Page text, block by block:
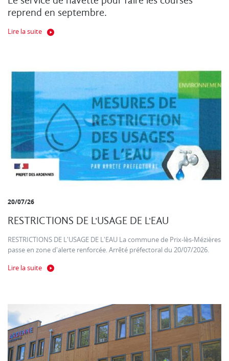
reprend en septembre.
Lire la suite
20/07/26
RESTRICTIONS DE L'USAGE DE L'EAU
RESTRICTIONS DE L'USAGE DE L'EAU La commune de Prix-lès-Mézières
passe en zone d'alerte renforcée. Arrêté préfectoral du 20/07/2026.
Lire la suite